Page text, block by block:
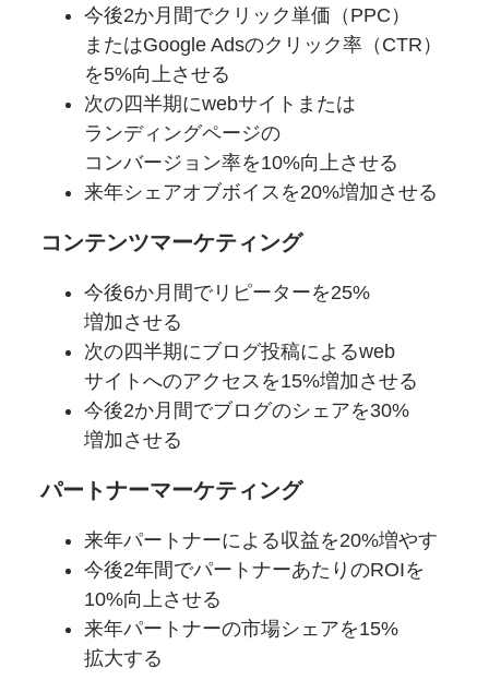
今後2か月間でクリック単価 （PPC）
またはGoogle Adsのクリック率 （CTR）
を5%向上させる
次の四半期にwebサイトまたは
ランディングページの
コンバージョン率を10%向上させる
来年シェアオブボイスを20%増加させる
コンテンツマーケティング
今後6か 月間でリピーターを25%
増加させる
次の四半期にブログ投稿に よるweb
サイトへのアクセスを15%増加させる
今後2か月間でブログのシェアを30%
増加させる
パートナーマーケティング
来年パートナーに よる収益を20%増やす
今後2年間でパートナーあたりのROIを
10%向上させる
来年パートナーの市場シェアを15%
拡大する